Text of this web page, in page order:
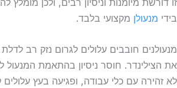
בידי מנעולן מקצועי בלבד.
מנעולנים חובבים עלולים לגרום נזק רב
את הצילינדר. חוסר ניסיון בהתאמת
לא זהירה עם כלי עבודה, ופגיעה בעץ עלולים